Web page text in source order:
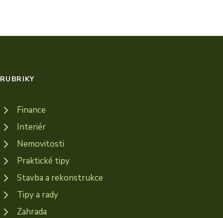
RUBRIKY
Finance
Interiér
Nemovitosti
Praktické tipy
Stavba a rekonstrukce
Tipy a rady
Zahrada